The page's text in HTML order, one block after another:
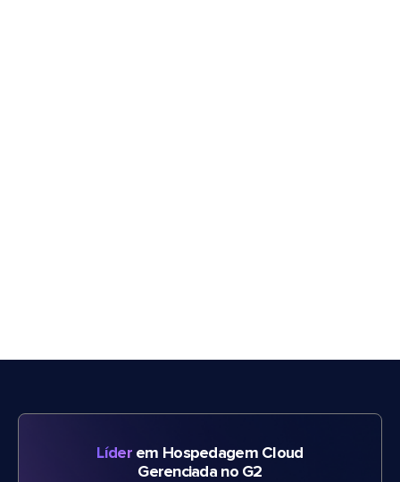
Líderem Hospedagem Cloud
Gerenciada no G2